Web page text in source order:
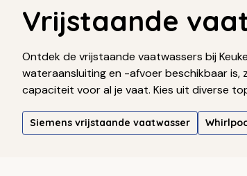
Vrijstaande
Ontdek de vrijstaande vaatwassers bij
wateraansluiting en -afvoer beschikbaar is,
capaciteit voor al je vaat. Kies uit diverse
Siemens vrijstaande vaatwasser